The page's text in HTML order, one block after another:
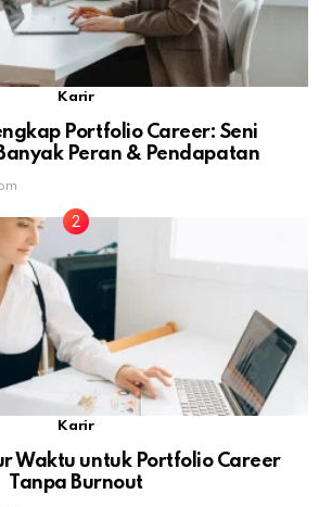
Karir
Portfolio Career: Seni
Peran & Pendapatan
Karir
Waktu untuk Portfolio Career
Tanpa Burnout